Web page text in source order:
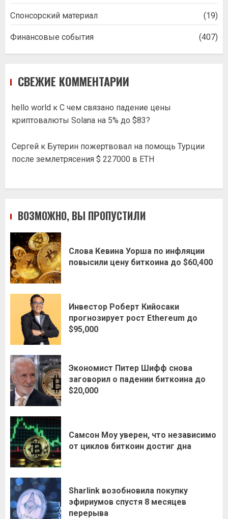
Спонсорский материал (19)
Финансовые события (407)
СВЕЖИЕ КОММЕНТАРИИ
hello world к С чем связано падение цены
криптовалюты Solana на 5% до $83?
Сергей к Бутерин пожертвовал на помощь Турции
после землетрясения $ 227000 в ETH
ВОЗМОЖНО, ВЫ ПРОПУСТИЛИ
Слова Кевина Уорша по инфляции
повысили цену биткоина до $60,400
Инвестор Роберт Кийосаки
прогнозирует рост Ethereum до
$95,000
Экономист Питер Шифф снова
заговорил о падении биткоина до
$20,000
Самсон Моу уверен, что независимо
от циклов биткоин достиг дна
Sharlink возобновила покупку
эфириумов спустя 8 месяцев
перерыва